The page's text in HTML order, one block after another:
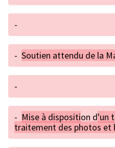
-
- Soutien attendu de la
-
- Mise à disposition d'un
traitement des photos et